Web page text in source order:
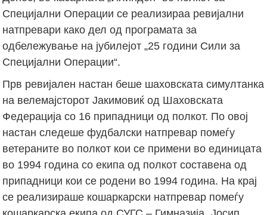
Специјални Операции се реализираа ревијални
натпревари како дел од програмата за
одбележување на јубилејот „25 години Сили за
Специјални Операции“.
Прв ревијален настан беше шаховската симултанка
на велемајсторот Јакимовиќ од Шаховската
Федерација со 16 припадници од полкот. По овој
настан следеше фудбалски натпревар помеѓу
ветераните во полкот кои се примени во единицата
во 1994 година со екипа од полкот составена од
припадници кои се родени во 1994 година. На крај
се реализираше кошаркарски натпревар помеѓу